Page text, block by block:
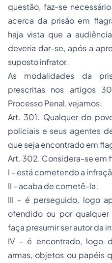
questão, faz-se
acerca da prisão em
haja vista que a
deveria dar-se, após a
suposto infrator.
As modalidades da
prescritas nos artigos
Processo Penal, vejamos;
Art. 301. Qualquer do
policiais e seus agentes
que seja encontrado em
Art. 302. Considera-se em
I - está cometendo a
II - acaba de cometê-la;
III - é perseguido, logo
ofendido ou por
faça presumir ser autor da
IV - é encontrado, logo
armas, objetos ou papéis